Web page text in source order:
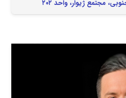
مجتمع ژیوار، واحد ۲۰۲